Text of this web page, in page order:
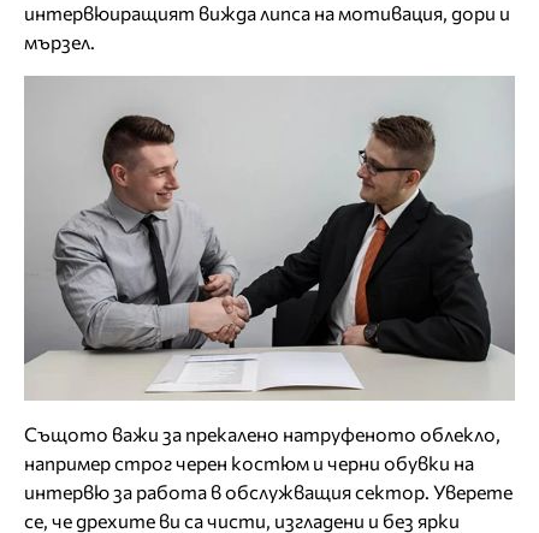
интервюиращият вижда липса на мотивация, дори и
мързел.
Същото важи за прекалено натруфеното облекло,
например строг черен костюм и черни обувки на
интервю за работа в обслужващия сектор. Уверете
се, че дрехите ви са чисти, изгладени и без ярки